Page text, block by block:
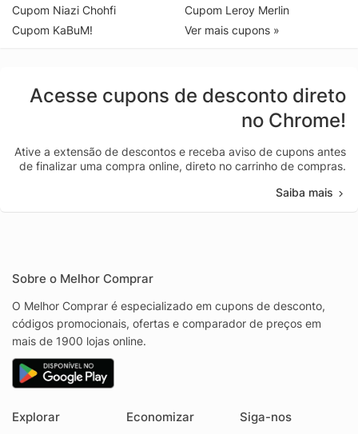
Cupom Niazi Chohfi
Cupom KaBuM!
Cupom Leroy Merlin
Ver mais cupons »
Acesse cupons de desconto direto
no Chrome!
Ative a extensão de descontos e receba aviso de cupons antes
de finalizar uma compra online, direto no carrinho de compras.
Saiba mais
Sobre o Melhor Comprar
O Melhor Comprar é especializado em cupons de desconto,
códigos promocionais, ofertas e comparador de preços em
mais de 1900 lojas online.
Explorar Economizar Siga-nos